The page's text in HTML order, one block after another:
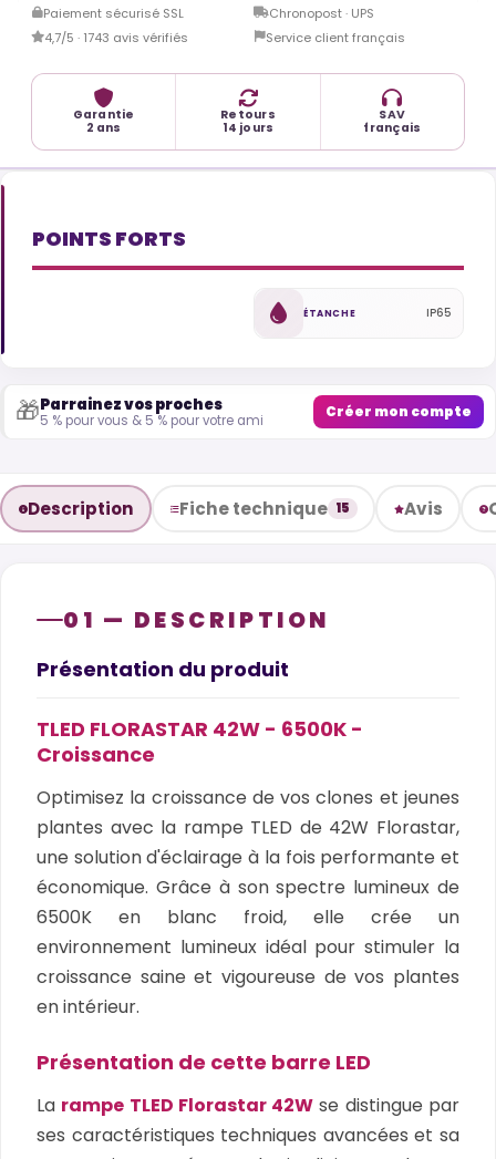
Paiement sécurisé SSL
Chronopost · UPS
4,7/5 · 1743 avis vérifiés
Service client français
Garantie
2 ans
Retours
14 jours
SAV
français
POINTS FORTS
ÉTANCHE IP65
🎁Parrainez vos proches
5 % pour vous & 5 % pour votre ami Créer mon compte
Description Fiche technique 15 Avis
01 — DESCRIPTION
Présentation du produit
TLED FLORASTAR 42W - 6500K -
Croissance
Optimisez la croissance de vos clones et jeunes
plantes avec la rampe TLED de 42W Florastar,
une solution d'éclairage à la fois performante et
économique. Grâce à son spectre lumineux de
6500K en blanc froid, elle crée un
environnement lumineux idéal pour stimuler la
croissance saine et vigoureuse de vos plantes
en intérieur.
Présentation de cette barre LED
La rampe TLED Florastar 42W se distingue par
ses caractéristiques techniques avancées et sa